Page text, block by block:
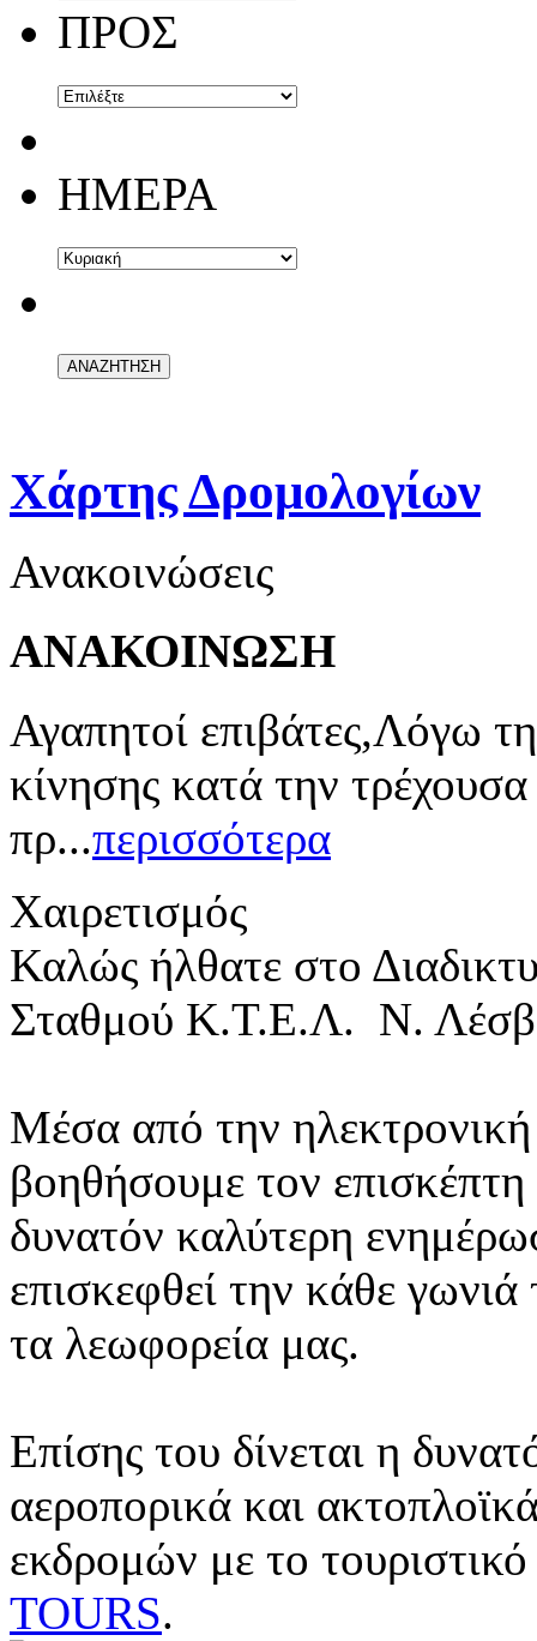
ΠΡΟΣ
ΗΜΕΡΑ
Χάρτης Δρομολογίων
Ανακοινώσεις
ΑΝΑΚΟΙΝΩΣΗ
Αγαπητοί επιβάτες,Λόγω
κίνησης κατά την
πρ...περισσότερα
Χαιρετισμός
Καλώς ήλθατε στο
Σταθμού Κ.Τ.Ε.Λ. Ν.
Μέσα από την ηλεκτρονική
βοηθήσουμε τον
δυνατόν καλύτερη
επισκεφθεί την κάθε
τα λεωφορεία μας.
Επίσης του δίνεται η
αεροπορικά και
εκδρομών με το
TOURS.